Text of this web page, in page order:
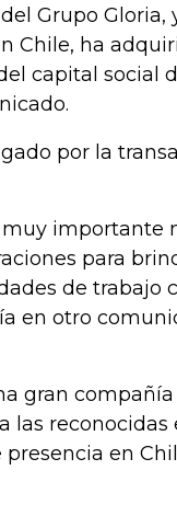
Grupo Gloria,
Chile, ha
capital social
por la
muy importante
para
de trabajo
en otro
gran
las reconocidas
en